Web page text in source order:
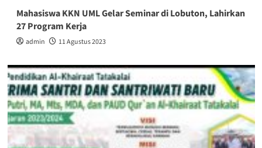
Mahasiswa KKN UML Gelar Seminar di Lobuton, Lahirkan
27 Program Kerja
admin 11 Agustus 2023